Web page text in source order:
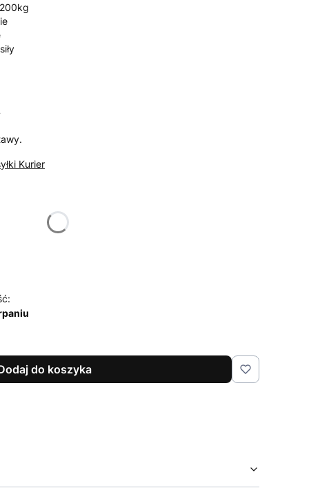
Kurier
się ceną
do koszyka